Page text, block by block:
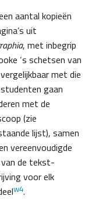
aantal kopieën
uit
, met inbegrip
‘s schetsen van
met die
gaan
met de
(zie
lijst), samen
vereenvoudigde
de tekst-
voor elk
w4.